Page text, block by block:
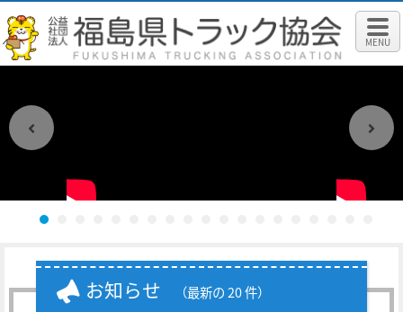
MENU
お知らせ （最新の 20 件）